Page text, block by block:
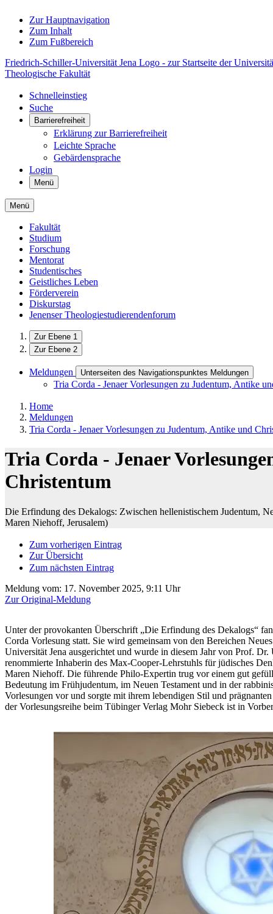
Zur Hauptnavigation
Zum Inhalt
Zum Fußbereich
Friedrich-Schiller-Universität Jena Logo - zur Startseite der
Theologische Fakultät
Schnelleinstieg
Suche
Barrierefreiheit
Erklärung zur Barrierefreiheit
Leichte Sprache
Gebärdensprache
Login
Menü
Menü
Fakultät
Studium
Forschung
Mentorat
Studentisches
Geistliches Leben
Förderverein
Diskurstag
Jenenser Theologiestudierendenforum
Zur Ebene 1
Zur Ebene 2
Meldungen Unterseiten des Navigationspunktes Meldungen
Tria Corda - Jenaer Vorlesungen zu Judentum, Antike
Home
Meldungen
Tria Corda - Jenaer Vorlesungen zu Judentum, Antike und
Tria Corda - Jenaer
Christentum
Die Erfindung des Dekalogs: Zwischen hellenistischem Judentum,
Maren Niehoff, Jerusalem)
Zum vorherigen Eintrag
Zur Übersicht
Zum nächsten Eintrag
Meldung vom: 17. November 2025, 9:11 Uhr
Zur Original-Meldung
Unter der provokanten Überschrift „Die Erfindung des Dekalogs“
Corda Vorlesung statt. Sie wird gemeinsam von den Bereichen
Universität Jena ausgerichtet und wurde in diesem Jahr von Prof.
renommierte Inhaberin des Max-Cooper-Lehrstuhls für jüdisches
Maren Niehoff. Die führende Philo-Expertin trug vor einem gut
Bedeutung im Frühjudentum, im Neuen Testament und in der
Vorlesungen vor und sorgte mit ihrem lebendigen Stil und
der Vorlesungsreihe beim Tübinger Verlag Mohr Siebeck ist in